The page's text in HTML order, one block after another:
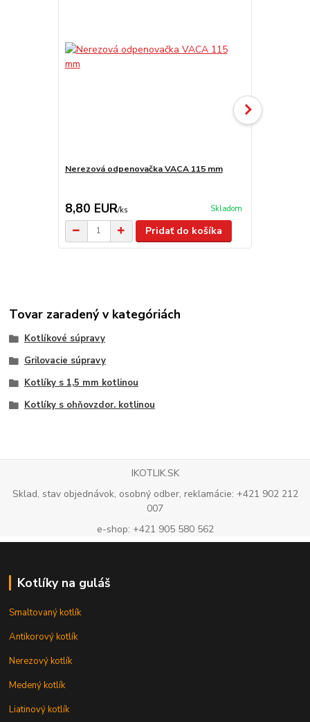
Nerezová odpenovačka VACA 115 mm
8,80 EUR/ks Skladom
Pridať do košíka
Tovar zaradený v kategóriách
Kotlíkové súpravy
Grilovacie súpravy
Kotlíky s 1,5 mm kotlinou
Kotlíky s ohňovzdor. kotlinou
IKOTLIK.SK
Sklad, stav objednávok, osobný odber, reklamácie: +421 902 212
007
e-shop: +421 905 580 562
Kotlíky na guláš
Smaltovaný kotlík
Antikorový kotlík
Nerezový kotlík
Medený kotlík
Liatinový kotlík